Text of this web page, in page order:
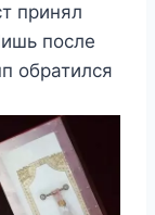
принял
после
обратился